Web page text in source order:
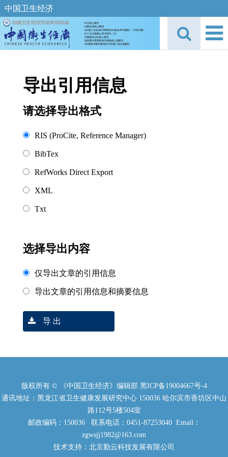
中国卫生经济
导出引用信息
请选择导出格式
RIS (ProCite, Reference Manager)
BibTex
RefWorks Direct Export
XML
Txt
选择导出内容
仅导出文章的引用信息
导出文章的引用信息和摘要信息
导 出
版权所有 © 《中国卫生经济》编辑部 黑ICP备19004667号-4
通讯地址：黑龙江省卫生健康发展研究中心 150036 哈尔滨市香坊区中山
路112号5楼504室
邮政编码：150036 联系电话：0451-87253040 Email：
zgwsjj1982@163.com
技术支持：北京勤云科技发展有限公司